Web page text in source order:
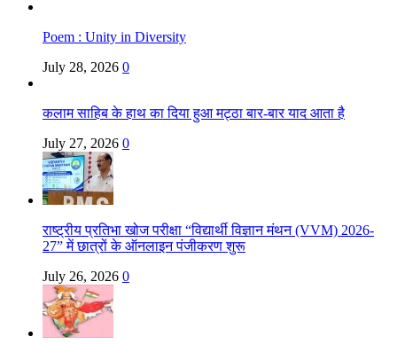
Poem : Unity in Diversity
July 28, 2026 0
कलाम साहिब के हाथ का दिया हुआ मट्ठा बार-बार याद आता है
July 27, 2026 0
राष्ट्रीय प्रतिभा खोज परीक्षा “विद्यार्थी विज्ञान मंथन (VVM) 2026-
27” में छात्रों के ऑनलाइन पंजीकरण शुरू
July 26, 2026 0